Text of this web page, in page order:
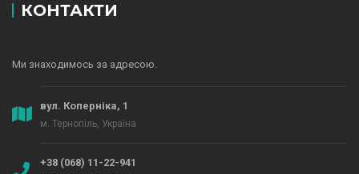
КОНТАКТИ
Ми знаходимось за адресою.
вул. Коперніка, 1
м. Тернопіль, Україна
+38 (068) 11-22-941